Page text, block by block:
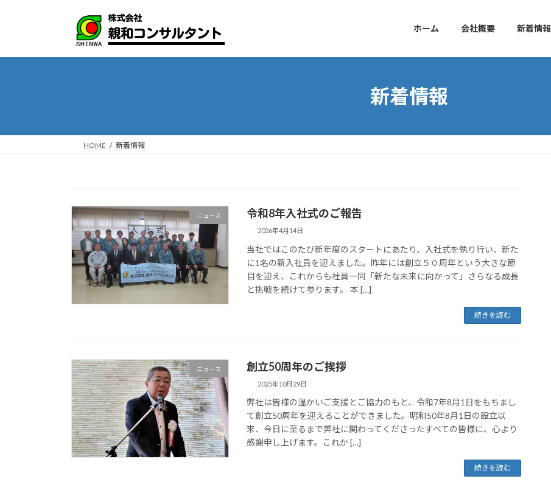
プ
動
ホーム 会社概要 新着情報
新着情報
HOME 新着情報
ニュース 令和8年入社式のご報告
2026年4月14日
当社ではこのたび新年度のスタートにあたり、入社式を執り行い、新た
に1名の新入社員を迎えました。昨年には創立５０周年という大きな節
目を迎え、これからも社員一同「新たな未来に向かって」さらなる成長
と挑戦を続けて参ります。 本 […]
続きを読む
ニュース 創立50周年のご挨拶
2025年10月29日
弊社は皆様の温かいご支援とご協力のもと、令和7年8月1日をもちまし
て創立50周年を迎えることができました。昭和50年8月1日の設立以
来、今日に至るまで弊社に関わってくださったすべての皆様に、心より
感謝申し上げます。これか […]
続きを読む